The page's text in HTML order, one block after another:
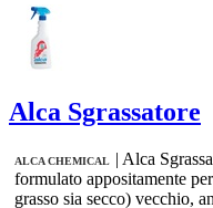
Alca Sgrassatore
ALCA CHEMICAL | Alca
formulato appositamente
grasso sia secco) vecchio,